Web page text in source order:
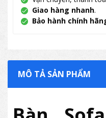
Giao hàng nhanh.
Bảo hành chính
MÔ TẢ SẢN PHẨM